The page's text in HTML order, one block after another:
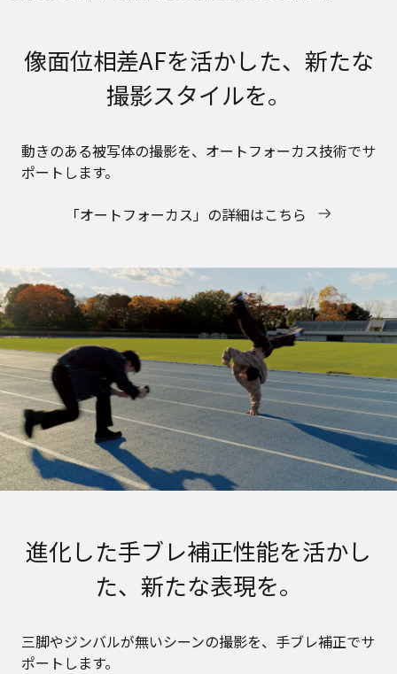
像面位相差AFを活かした、新たな
撮影スタイルを。
動きのある被写体の撮影を、オートフォーカス技術でサ
ポートします。
「オートフォーカス」の詳細はこちら
進化した手ブレ補正性能を活かし
た、新たな表現を。
三脚やジンバルが無いシーンの撮影を、手ブレ補正でサ
ポートします。